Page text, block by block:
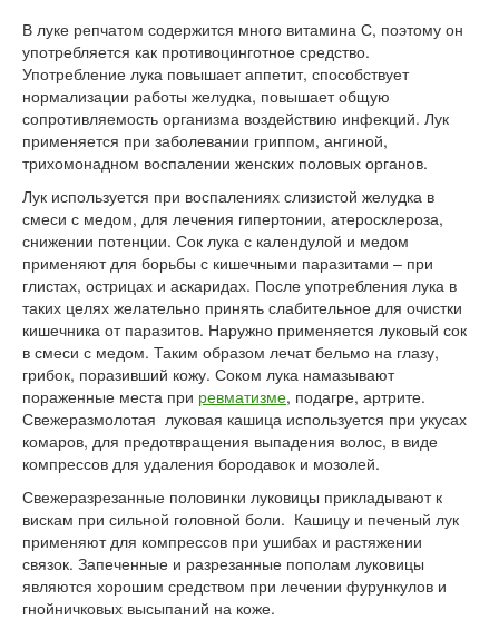
В луке репчатом содержится много витамина С, поэтому он
употребляется как противоцинготное средство.
Употребление лука повышает аппетит, способствует
нормализации работы желудка, повышает общую
сопротивляемость организма воздействию инфекций. Лук
применяется при заболевании гриппом, ангиной,
трихомонадном воспалении женских половых органов.
Лук используется при воспалениях слизистой желудка в
смеси с медом, для лечения гипертонии, атеросклероза,
снижении потенции. Сок лука с календулой и медом
применяют для борьбы с кишечными паразитами – при
глистах, острицах и аскаридах. После употребления лука в
таких целях желательно принять слабительное для очистки
кишечника от паразитов. Наружно применяется луковый сок
в смеси с медом. Таким образом лечат бельмо на глазу,
грибок, поразивший кожу. Соком лука намазывают
пораженные места при ревматизме, подагре, артрите.
Свежеразмолотая луковая кашица используется при укусах
комаров, для предотвращения выпадения волос, в виде
компрессов для удаления бородавок и мозолей.
Свежеразрезанные половинки луковицы прикладывают к
вискам при сильной головной боли. Кашицу и печеный лук
применяют для компрессов при ушибах и растяжении
связок. Запеченные и разрезанные пополам луковицы
являются хорошим средством при лечении фурункулов и
гнойничковых высыпаний на коже.